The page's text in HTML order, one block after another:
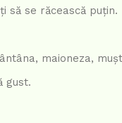
să se răcească puțin.
maioneza,
gust.